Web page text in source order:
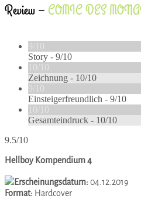
Review –COMIC DES
9/10
Story - 9/10
10/10
Zeichnung - 10/10
9/10
Einsteigerfreundlich - 9/10
10/10
Gesamteindruck - 10/10
9.5/10
Hellboy Kompendium 4
Erscheinungsdatum: 04.12.2019
Format: Hardcover